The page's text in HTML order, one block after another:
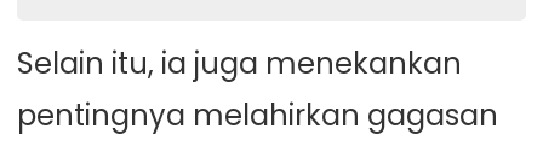
Selain itu, ia juga menekankan
pentingnya melahirkan gagasan